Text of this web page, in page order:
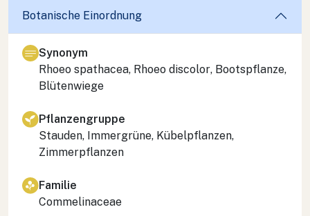
Botanische Einordnung
Synonym
Rhoeo spathacea, Rhoeo discolor, Bootspflanze,
Blütenwiege
Pflanzengruppe
Stauden, Immergrüne, Kübelpflanzen,
Zimmerpflanzen
Familie
Commelinaceae